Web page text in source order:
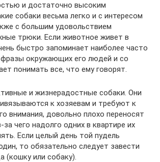
и достаточно высоким
собаки весьма легко и с интересом
с большим удовольствием
трюки. Если животное живет в
быстро запоминает наиболее часто
окружающих его людей и со
понимать все, что ему говорят.
и жизнерадостные собаки. Они
к хозяевам и требуют к
внимания, довольно плохо переносят
чего надолго одних в квартире их
Если целый день той пудель
то обязательно следует завести
(кошку или собаку).